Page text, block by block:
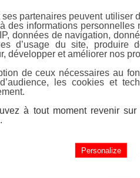
ses partenaires peuvent utiliser
des informations personnelles
données de navigation,
d’usage du site, produire
développer et améliorer nos
de ceux nécessaires au
les cookies et
à tout moment revenir
Personalize